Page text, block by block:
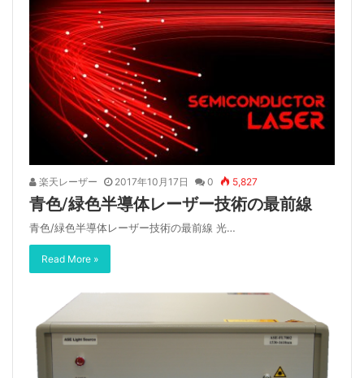
楽天レーザー 2017年10月17日 0 5,827
青色/緑色半導体レーザー技術の最前線
青色/緑色半導体レーザー技術の最前線 光…
Read More »